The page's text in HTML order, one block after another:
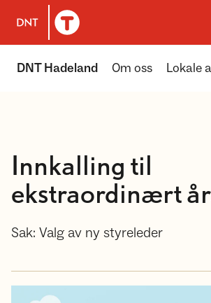
Til DNT.no forside
DNT Hadeland Om oss Lokale
Innkalling til
ekstraordinært
Sak: Valg av ny styreleder